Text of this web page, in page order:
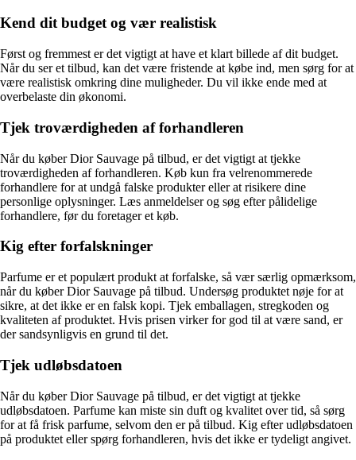
Kend dit budget og vær realistisk
Først og fremmest er det vigtigt at have et klart billede af dit budget.
Når du ser et tilbud, kan det være fristende at købe ind, men sørg for at
være realistisk omkring dine muligheder. Du vil ikke ende med at
overbelaste din økonomi.
Tjek troværdigheden af forhandleren
Når du køber Dior Sauvage på tilbud, er det vigtigt at tjekke
troværdigheden af forhandleren. Køb kun fra velrenommerede
forhandlere for at undgå falske produkter eller at risikere dine
personlige oplysninger. Læs anmeldelser og søg efter pålidelige
forhandlere, før du foretager et køb.
Kig efter forfalskninger
Parfume er et populært produkt at forfalske, så vær særlig opmærksom,
når du køber Dior Sauvage på tilbud. Undersøg produktet nøje for at
sikre, at det ikke er en falsk kopi. Tjek emballagen, stregkoden og
kvaliteten af produktet. Hvis prisen virker for god til at være sand, er
der sandsynligvis en grund til det.
Tjek udløbsdatoen
Når du køber Dior Sauvage på tilbud, er det vigtigt at tjekke
udløbsdatoen. Parfume kan miste sin duft og kvalitet over tid, så sørg
for at få frisk parfume, selvom den er på tilbud. Kig efter udløbsdatoen
på produktet eller spørg forhandleren, hvis det ikke er tydeligt angivet.